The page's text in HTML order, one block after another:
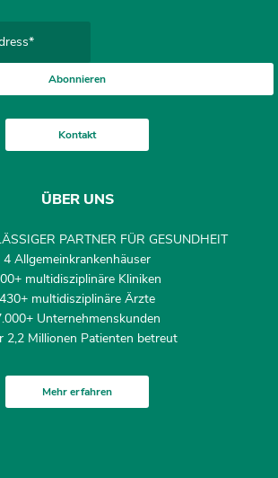
Abonnieren
Kontakt
ÜBER UNS
PARTNER FÜR GESUNDHEIT
4 Allgemeinkrankenhäuser
multidisziplinäre Kliniken
430+ multidisziplinäre Ärzte
Unternehmenskunden
2,2 Millionen Patienten betreut
Mehr erfahren